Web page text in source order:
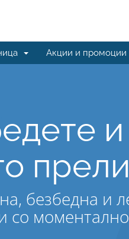
Акции и промоции
безбедна и
со